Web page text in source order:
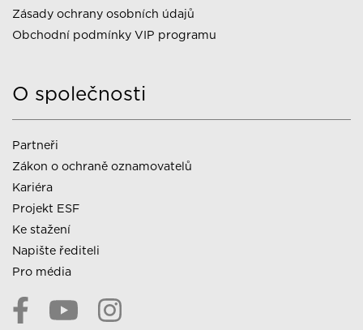
Zásady ochrany osobních údajů
Obchodní podmínky VIP programu
O společnosti
Partneři
Zákon o ochraně oznamovatelů
Kariéra
Projekt ESF
Ke stažení
Napište řediteli
Pro média